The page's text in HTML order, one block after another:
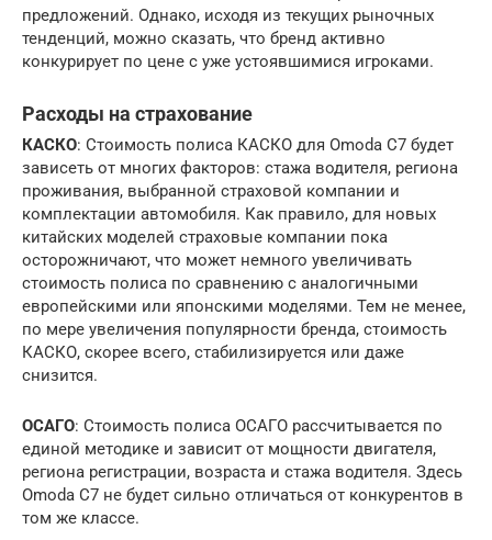
предложений. Однако, исходя из текущих рыночных
тенденций, можно сказать, что бренд активно
конкурирует по цене с уже устоявшимися игроками.
Расходы на страхование
КАСКО: Стоимость полиса КАСКО для Omoda C7 будет
зависеть от многих факторов: стажа водителя, региона
проживания, выбранной страховой компании и
комплектации автомобиля. Как правило, для новых
китайских моделей страховые компании пока
осторожничают, что может немного увеличивать
стоимость полиса по сравнению с аналогичными
европейскими или японскими моделями. Тем не менее,
по мере увеличения популярности бренда, стоимость
КАСКО, скорее всего, стабилизируется или даже
снизится.
ОСАГО: Стоимость полиса ОСАГО рассчитывается по
единой методике и зависит от мощности двигателя,
региона регистрации, возраста и стажа водителя. Здесь
Omoda C7 не будет сильно отличаться от конкурентов в
том же классе.